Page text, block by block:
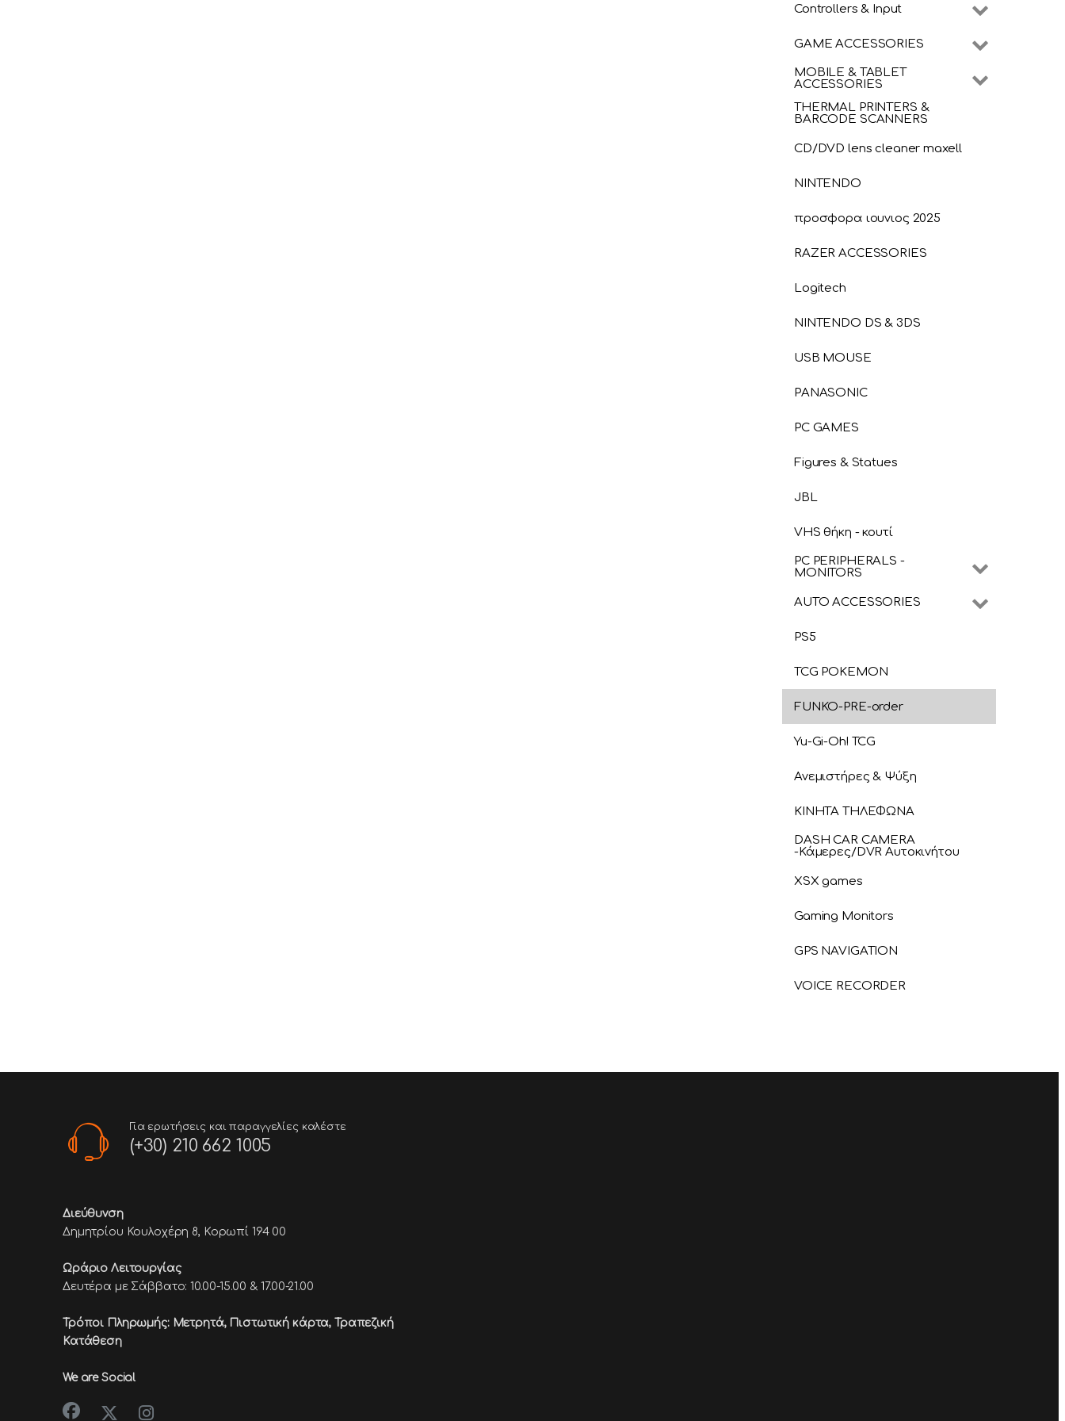
Controllers & Input
GAME ACCESSORIES
MOBILE & TABLET
ACCESSORIES
THERMAL PRINTERS &
BARCODE SCANNERS
CD/DVD lens cleaner maxell
NINTENDO
προσφορα ιουνιος 2025
RAZER ACCESSORIES
Logitech
NINTENDO DS & 3DS
USB MOUSE
PANASONIC
PC GAMES
Figures & Statues
JBL
VHS θήκη - κουτί
PC PERIPHERALS -
MONITORS
AUTO ACCESSORIES
PS5
TCG POKEMON
FUNKO-PRE-order
Yu-Gi-Oh! TCG
Ανεμιστήρες & Ψύξη
ΚΙΝΗΤΑ ΤΗΛΕΦΩΝΑ
DASH CAR CAMERA
-Κάμερες/DVR Αυτοκινήτου
XSX games
Gaming Monitors
GPS NAVIGATION
VOICE RECORDER
Για ερωτήσεις και παραγγελίες καλέστε
(+30) 210 662 1005
Διεύθυνση
Δημητρίου Κουλοχέρη 8, Κορωπί 194 00
Ωράριο Λειτουργίας
Δευτέρα με Σάββατο: 10.00-15.00 & 17.00-21.00
Τρόποι Πληρωμής: Μετρητά, Πιστωτική κάρτα, Τραπεζική
Κατάθεση
We are Social